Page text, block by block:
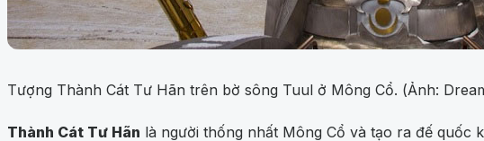
Tượng Thành Cát Tư Hãn trên bờ sông Tuul ở Mông Cổ. (Ảnh:
Thành Cát Tư Hãn là người thống nhất Mông Cổ và tạo ra đế quốc